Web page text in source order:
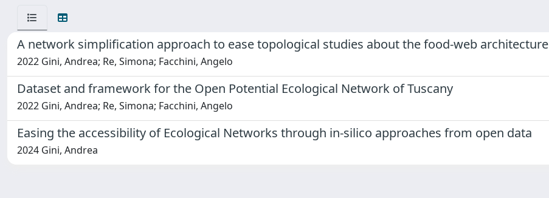
A network simplification approach to ease topological studies about the food-web architecture
2022 Gini, Andrea; Re, Simona; Facchini, Angelo
Dataset and framework for the Open Potential Ecological Network of Tuscany
2022 Gini, Andrea; Re, Simona; Facchini, Angelo
Easing the accessibility of Ecological Networks through in-silico approaches from open data
2024 Gini, Andrea